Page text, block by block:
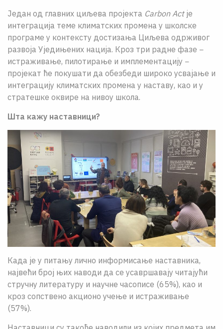
Један од главних циљева пројекта Carbon Actје
интеграција теме климатских промена у школске
програме у контексту достизања Циљева одрживог
развоја Уједињених нација. Кроз три радне фазе −
истраживање, пилотирање и имплементацију −
пројекат ће покушати да обезбеди широко усвајање и
интеграцију климатских промена у наставу, као и у
стратешке оквире на нивоу школa.
Шта кажу наставници?
Када је у питању лично информисање наставника,
највећи број њих наводи да се усавршавају читајући
стручну литературу и научне часописе (65%), као и
кроз сопствено акционо учење и истраживање
(57%).